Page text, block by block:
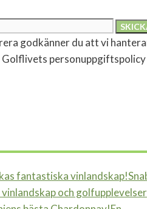
godkänner du att vi
personuppgiftspolicy
och golfupplevelser